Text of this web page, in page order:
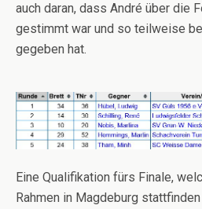
auch daran, dass André über die
gestimmt war und so teilweise
gegeben hat.
Eine Qualifikation fürs Finale,
Rahmen in Magdeburg